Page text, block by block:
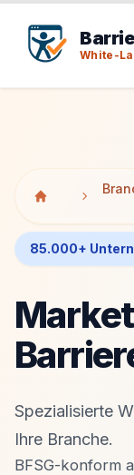
White-
85.000+
Spezialisierte
Ihre Branche.
BFSG-konform